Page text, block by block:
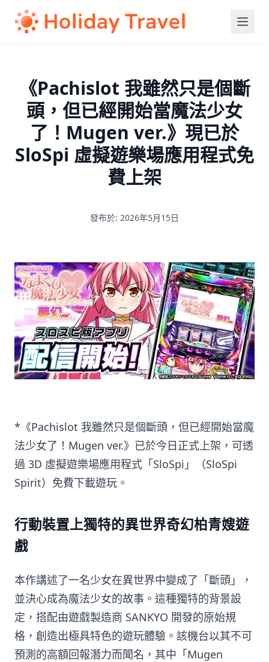
《Pachislot 我雖然只是個斷
頭，但已經開始當魔法少女
了！Mugen ver.》現已於
SloSpi 虛擬遊樂場應用程式免
費上架
發布於: 2026年5月15日
*《Pachislot 我雖然只是個斷頭，但已經開始當魔
法少女了！Mugen ver.》已於今日正式上架，可透
過 3D 虛擬遊樂場應用程式「SloSpi」（SloSpi
Spirit）免費下載遊玩。
行動裝置上獨特的異世界奇幻柏青嫂遊
戲
本作講述了一名少女在異世界中變成了「斷頭」，
並決心成為魔法少女的故事。這種獨特的背景設
定，搭配由遊戲製造商 SANKYO 開發的原始規
格，創造出極具特色的遊玩體驗。該機台以其不可
預測的高額回報潛力而聞名，其中「Mugen